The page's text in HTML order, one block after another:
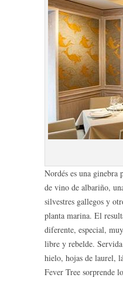
Nordés es una
de vino de albariño,
silvestres gallegos y
planta marina. El
diferente, especial,
libre y rebelde.
hielo, hojas de laurel,
Fever Tree sorprende